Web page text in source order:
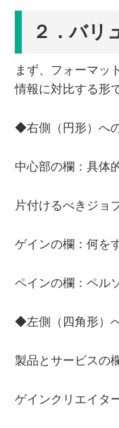
２．バリ
まず、フォーマッ
情報に対比する形
◆右側（円形）へ
中心部の欄：具体
片付けるべきジョ
ゲインの欄：何を
ペインの欄：ペル
◆左側（四角形）
製品とサービスの
ゲインクリエイタ